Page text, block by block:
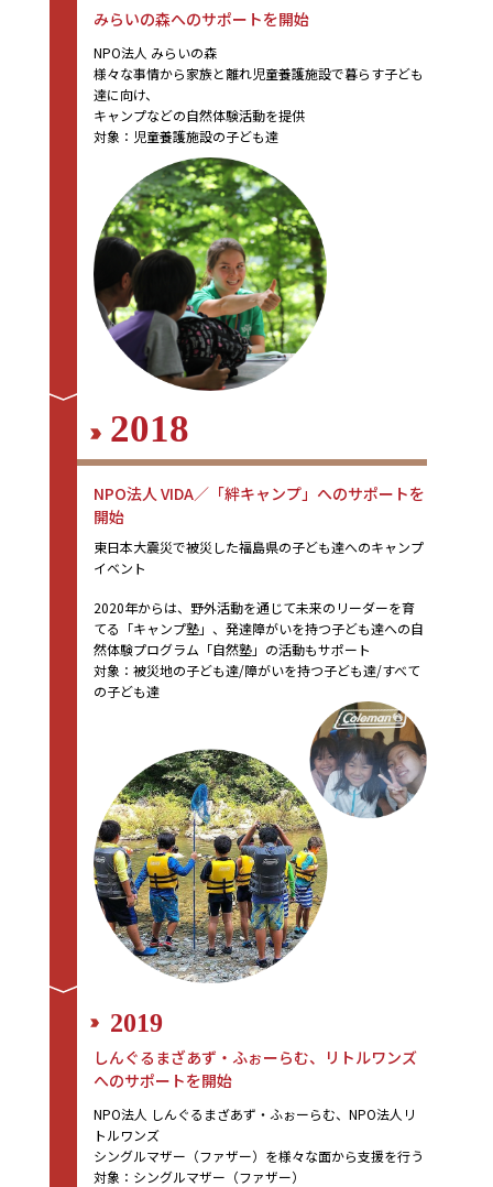
みらいの森へのサポートを開始
NPO法人 みらいの森
様々な事情から家族と離れ児童養護施設で暮らす子ども
達に向け、
キャンプなどの自然体験活動を提供
対象：児童養護施設の子ども達
2018
NPO法人 VIDA／「絆キャンプ」へのサポートを
開始
東日本大震災で被災した福島県の子ども達へのキャンプ
イベント
2020年からは、野外活動を通じて未来のリーダーを育
てる「キャンプ塾」、発達障がいを持つ子ども達への自
然体験プログラム「自然塾」の活動もサポート
対象：被災地の子ども達/障がいを持つ子ども達/すべて
の子ども達
2019
しんぐるまざあず・ふぉーらむ、リトルワンズ
へのサポートを開始
NPO法人 しんぐるまざあず・ふぉーらむ、NPO法人リ
トルワンズ
シングルマザー（ファザー）を様々な面から支援を行う
対象：シングルマザー（ファザー）